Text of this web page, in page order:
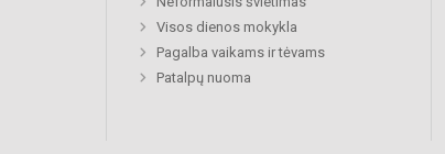
Visos dienos mokykla
Pagalba vaikams ir tėvams
Patalpų nuoma